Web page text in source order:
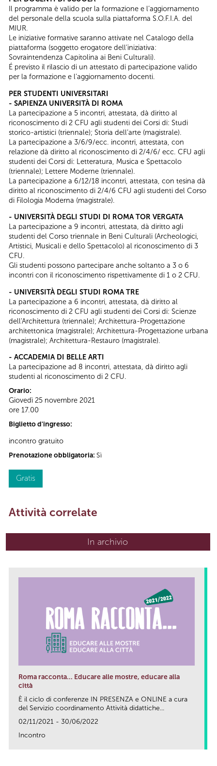
Il programma è valido per la formazione e l’aggiornamento
del personale della scuola sulla piattaforma S.O.F.I.A. del
MIUR.
Le iniziative formative saranno attivate nel Catalogo della
piattaforma (soggetto erogatore dell’iniziativa:
Sovraintendenza Capitolina ai Beni Culturali).
É previsto il rilascio di un attestato di partecipazione valido
per la formazione e l’aggiornamento docenti.
PER STUDENTI UNIVERSITARI
- SAPIENZA UNIVERSITÀ DI ROMA
La partecipazione a 5 incontri, attestata, dà diritto al
riconoscimento di 2 CFU agli studenti dei Corsi di: Studi
storico-artistici (triennale); Storia dell’arte (magistrale).
La partecipazione a 3/6/9/ecc. incontri, attestata, con
relazione dà diritto al riconoscimento di 2/4/6/ ecc. CFU agli
studenti dei Corsi di: Letteratura, Musica e Spettacolo
(triennale); Lettere Moderne (triennale).
La partecipazione a 6/12/18 incontri, attestata, con tesina dà
diritto al riconoscimento di 2/4/6 CFU agli studenti del Corso
di Filologia Moderna (magistrale).
- UNIVERSITÀ DEGLI STUDI DI ROMA TOR VERGATA
La partecipazione a 9 incontri, attestata, dà diritto agli
studenti del Corso triennale in Beni Culturali (Archeologici,
Artistici, Musicali e dello Spettacolo) al riconoscimento di 3
CFU.
Gli studenti possono partecipare anche soltanto a 3 o 6
incontri con il riconoscimento rispettivamente di 1 o 2 CFU.
- UNIVERSITÀ DEGLI STUDI ROMA TRE
La partecipazione a 6 incontri, attestata, dà diritto al
riconoscimento di 2 CFU agli studenti dei Corsi di: Scienze
dell'Architettura (triennale); Architettura-Progettazione
architettonica (magistrale); Architettura-Progettazione urbana
(magistrale); Architettura-Restauro (magistrale).
- ACCADEMIA DI BELLE ARTI
La partecipazione ad 8 incontri, attestata, dà diritto agli
studenti al riconoscimento di 2 CFU.
Orario:
Giovedì 25 novembre 2021
ore 17.00
Biglietto d'ingresso:
incontro gratuito
Prenotazione obbligatoria: Sì
Gratis
Attività correlate
In archivio
Roma racconta... Educare alle mostre, educare alla
città
È il ciclo di conferenze IN PRESENZA e ONLINE a cura
del Servizio coordinamento Attività didattiche...
02/11/2021 - 30/06/2022
Incontro